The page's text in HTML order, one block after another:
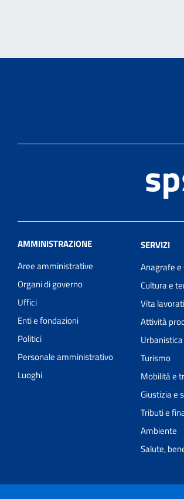
AMMINISTRAZIONE
Aree amministrative
Organi di governo
Uffici
Enti e fondazioni
Politici
Personale amministrativo
Luoghi
SERVIZI
Anagrafe
Cultura e
Vita
Attività
Turismo
Mobilità e
Giustizia e
Tributi e
Ambiente
Salute,